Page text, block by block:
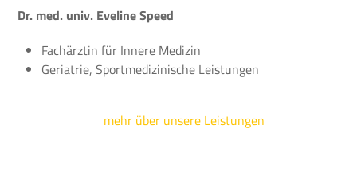
Dr. med. univ. Eveline Speed
Fachärztin für Innere Medizin
Geriatrie, Sportmedizinische Leistungen
mehr über unsere Leistungen